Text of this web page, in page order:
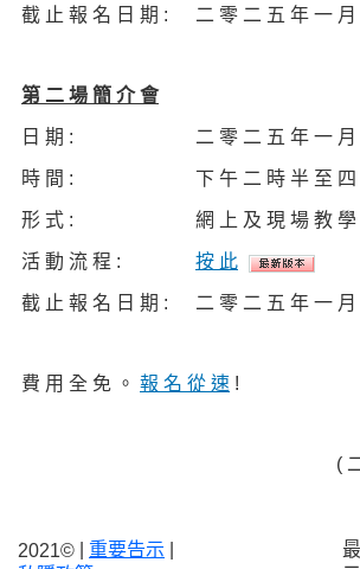
截 止 報 名 日 期 : 二 零 二 五 年 一 月
第 二 場 簡 介 會
日 期 : 二 零 二 五 年 一
時 間 : 下 午 二 時 半 至
形 式 : 網 上 及 現 場 教 學
活 動 流 程 : 按 此
截 止 報 名 日 期 : 二 零 二 五 年 一 月
費 用 全 免 。 報 名 從 速 !
(
2021© 重要告示